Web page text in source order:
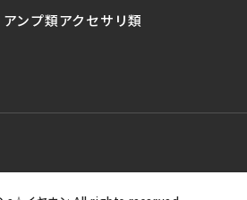
ンプ類アクセサリ類